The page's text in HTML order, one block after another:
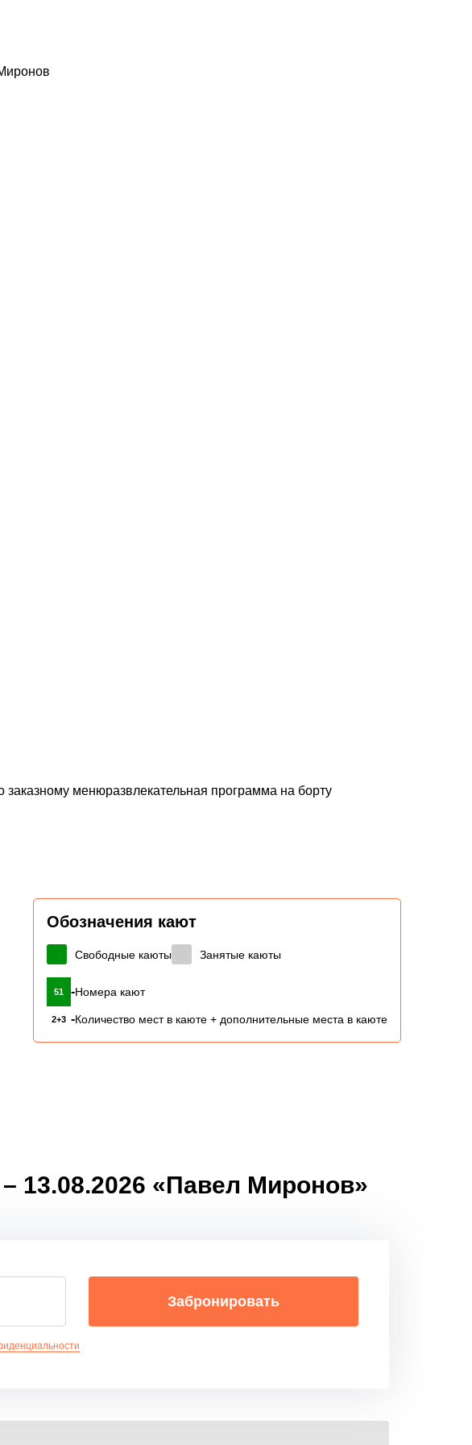
менюразвлекательная программа на борту
Обозначения кают
Свободные каюты Занятые каюты
51 -Номера кают
2+3 -Количество мест в каюте + дополнительные места в каюте
13.08.2026 «Павел Миронов»
Забронировать